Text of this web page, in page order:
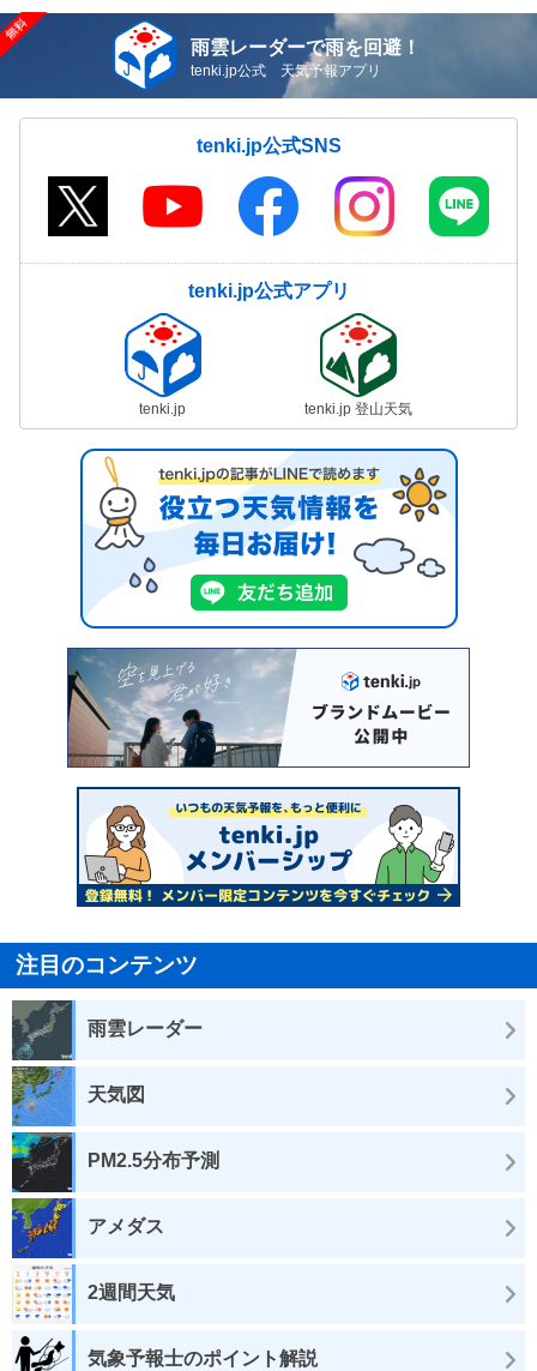
雨雲レーダーで雨を回避！
tenki.jp公式 天気予報アプリ
tenki.jp公式SNS
tenki.jp公式アプリ
tenki.jp tenki.jp 登山天気
注目のコンテンツ
雨雲レーダー
天気図
PM2.5分布予測
アメダス
2週間天気
気象予報士のポイント解説